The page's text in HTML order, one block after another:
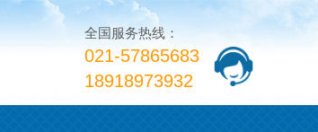
全国服务热线：
​​021-57865683
​18918973932